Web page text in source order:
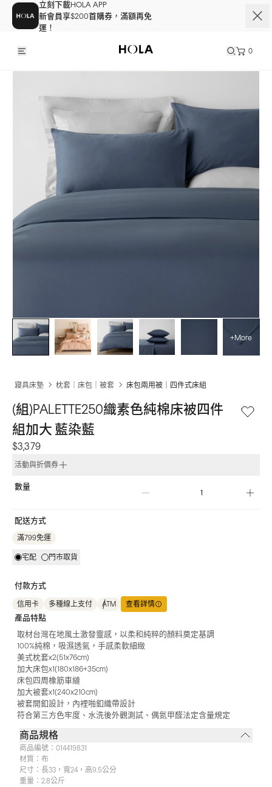
立刻下載HOLA APP
新會員享$200首購券，滿額再免
運！
0
+More
寢具床墊 枕套｜床包｜被套 床包兩用被｜四件式床組
(組)PALETTE250織素色純棉床被四件
組加大 藍染藍
$3,379
活動與折價券
數量
配送方式
滿799免運
宅配 門市取貨
付款方式
信用卡 多種線上支付 ATM 查看詳情
產品特點
取材台灣在地風土激發靈感，以柔和純粹的顏料奠定基調
100%純棉，吸濕透氣，手感柔軟細緻
美式枕套x2(51x76cm)
加大床包x1(180x186+35cm)
床包四周橡筋車縫
加大被套x1(240x210cm)
被套開釦設計，內裡啪釦織帶設計
符合第三方色牢度、水洗後外觀測試、偶氮甲醛法定含量規定
商品規格
商品編號： 014419831
材質： 布
尺寸： 長33，寬24，高9.5公分
重量： 2.8公斤